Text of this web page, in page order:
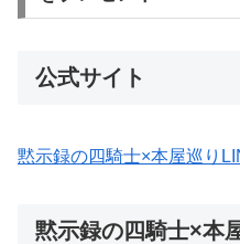
公式サイト
黙示録の四騎士×本屋巡り
黙示録の四騎士×本